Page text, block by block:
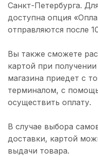
Санкт-Петербурга.
доступна опция
отправляются после
Вы также сможете
картой при
магазина приедет с
терминалом, с
осуществить оплату.
В случае выбора
доставки, картой
выдачи товара.